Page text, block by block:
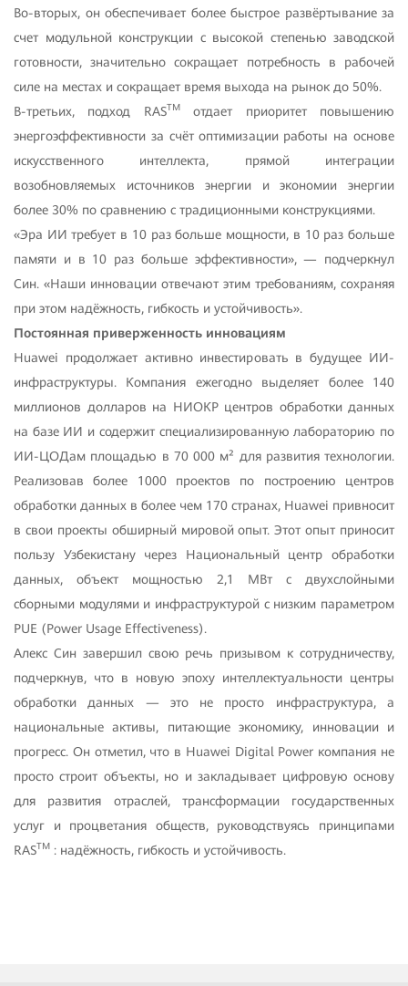
Во-вторых, он обеспечивает более быстрое развёртывание за
счет модульной конструкции с высокой степенью заводской
готовности, значительно сокращает потребность в рабочей
силе на местах и сокращает время выхода на рынок до 50%.
В-третьих, подход RASTMотдает приоритет повышению
энергоэффективности за счёт оптимизации работы на основе
искусственного интеллекта, прямой интеграции
возобновляемых источников энергии и экономии энергии
более 30% по сравнению с традиционными конструкциями.
«Эра ИИ требует в 10 раз больше мощности, в 10 раз больше
памяти и в 10 раз больше эффективности», — подчеркнул
Син. «Наши инновации отвечают этим требованиям, сохраняя
при этом надёжность, гибкость и устойчивость».
Постоянная приверженность инновациям
Huawei продолжает активно инвестировать в будущее ИИ-
инфраструктуры. Компания ежегодно выделяет более 140
миллионов долларов на НИОКР центров обработки данных
на базе ИИ и содержит специализированную лабораторию по
ИИ-ЦОДам площадью в 70 000 м² для развития технологии.
Реализовав более 1000 проектов по построению центров
обработки данных в более чем 170 странах, Huawei привносит
в свои проекты обширный мировой опыт. Этот опыт приносит
пользу Узбекистану через Национальный центр обработки
данных, объект мощностью 2,1 МВт с двухслойными
сборными модулями и инфраструктурой с низким параметром
PUE (Power Usage Effectiveness).
Алекс Син завершил свою речь призывом к сотрудничеству,
подчеркнув, что в новую эпоху интеллектуальности центры
обработки данных — это не просто инфраструктура, а
национальные активы, питающие экономику, инновации и
прогресс. Он отметил, что в Huawei Digital Power компания не
просто строит объекты, но и закладывает цифровую основу
для развития отраслей, трансформации государственных
услуг и процветания обществ, руководствуясь принципами
RASTM : надёжность, гибкость и устойчивость.